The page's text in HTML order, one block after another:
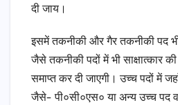
दी जाय।
इसमें तकनीकी और गैर तकनीकी पद भी
जैसे तकनीकी पदों में भी साक्षात्कार
समाप्त कर दी जाएगी। उच्च पदों में
जैसे- पी०सी०एस० या अन्य उच्च पद